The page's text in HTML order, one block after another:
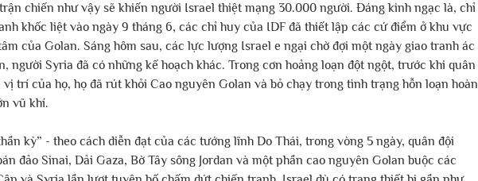
chiến như vậy sẽ khiến người Israel thiệt mạng 30.000 người. Đáng kinh ngạc là, chỉ
khốc liệt vào ngày 9 tháng 6, các chỉ huy của IDF đã thiết lập các cứ điểm ở khu vực
của Golan. Sáng hôm sau, các lực lượng Israel e ngại chờ đợi một ngày giao tranh ác
người Syria đã có những kế hoạch khác. Trong cơn hoảng loạn đột ngột, trước khi quân
trí của họ, họ đã rút khỏi Cao nguyên Golan và bỏ chạy trong tình trạng hỗn loạn hoàn
vũ khí.
kỳ” - theo cách diễn đạt của các tướng lĩnh Do Thái, trong vòng 5 ngày, quân đội
đảo Sinai, Dải Gaza, Bờ Tây sông Jordan và một phần cao nguyên Golan buộc các